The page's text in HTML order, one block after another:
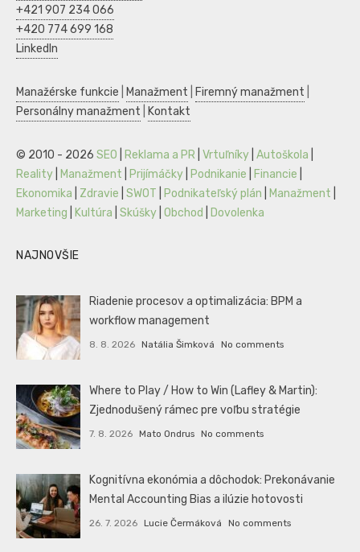
+421 907 234 066
+420 774 699 168
LinkedIn
Manažérske funkcie Manažment Firemný manažment
Personálny manažment
Kontakt
© 2010 - 2026 SEO Reklama a PR Vrtuľníky Autoškola
Reality
Manažment Prijímáčky Podnikanie Financie
Ekonomika
Zdravie SWOT Podnikateľský plán Manažment
Marketing
Kultúra Skúšky Obchod Dovolenka
NAJNOVŠIE
Riadenie procesov a optimalizácia: BPM a
workflow management
8. 8. 2026 Natália Šimková No comments
Where to Play / How to Win (Lafley & Martin):
Zjednodušený rámec pre voľbu stratégie
7. 8. 2026 Mato Ondrus No comments
Kognitívna ekonómia a dôchodok: Prekonávanie
Mental Accounting Bias a ilúzie hotovosti
26. 7. 2026 Lucie Čermáková No comments